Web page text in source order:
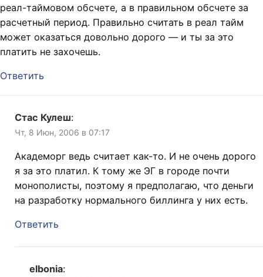
реал-таймовом обсчете, а в правильном обсчете за
расчетный период. Правильно считать в реал тайм
может оказаться довольно дорого — и ты за это
платить не захочешь.
Ответить
Стас Кулеш:
Чт, 8 Июн, 2006 в 07:17
Академорг ведь считает как-то. И не очень дорого
я за это платил. К тому же ЭГ в городе почти
монополисты, поэтому я предполагаю, что деньги
на разработку нормального биллинга у них есть.
Ответить
elbonia: